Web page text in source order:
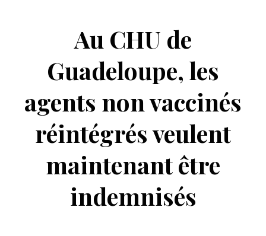
Au CHU de
Guadeloupe, les
agents non vaccinés
réintégrés veulent
maintenant être
indemnisés